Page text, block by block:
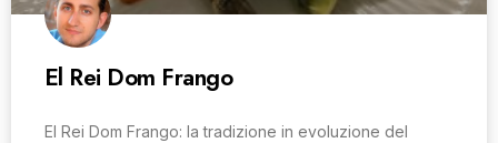
El Rei Dom Frango
El Rei Dom Frango: la tradizione in evoluzione del